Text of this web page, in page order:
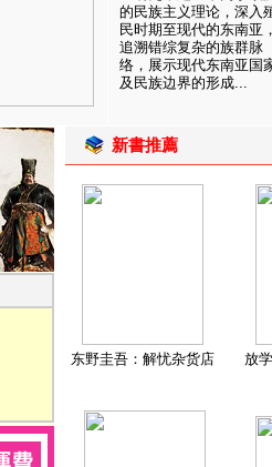
的民族主义理论，深入
民时期至现代的东南亚
追溯错综复杂的族群脉
络，展示现代东南亚国
及民族边界的形成...
新書推薦
东野圭吾：解忧杂货店 放